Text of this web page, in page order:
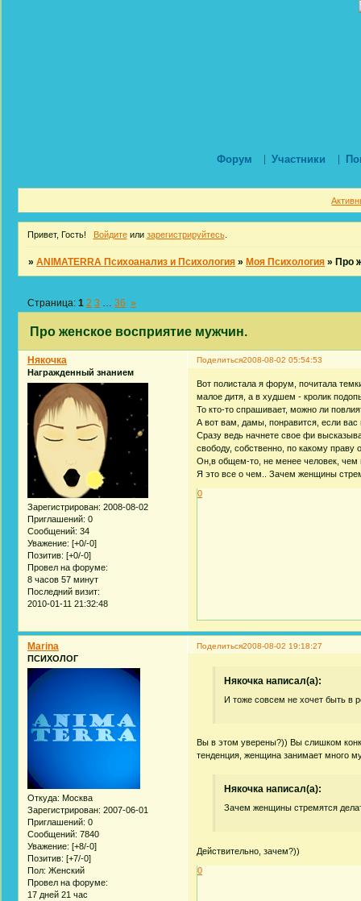
Форум Участники
Привет, Гость! Войдитеили зарегистрируйтесь.
»ANIMATERRA Психоанализ и Психология » Моя Психология » Про
Про женское восприятие мужчин.
Страница:1 2 3 36 »
Поделиться2008-08-02 05:54:53
Някочка
Награжденный знанием
Зарегистрирован: 2008-08-02
Приглашений: 0
Сообщений: 34
Уважение: [+0/-0]
Позитив: [+0/-0]
Провел на форуме:
8 часов 57 минут
Последний визит:
2010-01-11 21:32:48
Вот полистала я форум, почитала
малое дитя, а в худшем - кролик
То кто-то спрашивает, можно ли
А вот вам, дамы, понравится, если вас
Сразу ведь начнете свое фи
свободу, собственно, по какому праву
Он,в общем-то, не менее человек, чем
Я это все о чем.. Зачем женщины
0
Поделиться2008-08-02 19:18:27
Marina
ПСИХОЛОГ
Откуда: Москва
Зарегистрирован: 2007-06-01
Приглашений: 0
Сообщений: 7840
Уважение: [+8/-0]
Позитив: [+7/-0]
Пол: Женский
Провел на форуме:
17 дней 21 час
Някочка написал(а):
И тоже совсем не хочет быть в
Вы в этом уверены?)) Вы слишком
тенденция, женщина занимает много
Някочка написал(а):
Зачем женщины стремятся
Действительно, зачем?))
0